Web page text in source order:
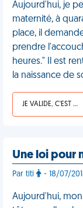
Aujourd'hui, je
maternité, à
place, il
prendre
heures." Il est
la naissance de
JE VALIDE, C'EST UNE VDM
Une loi pour
Par titi - 18/07/
Aujourd'hui,